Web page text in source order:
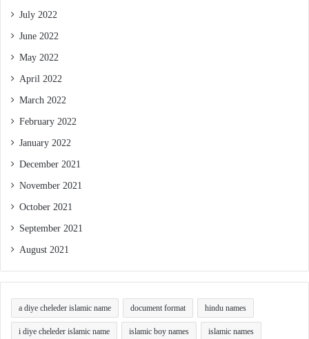
July 2022
June 2022
May 2022
April 2022
March 2022
February 2022
January 2022
December 2021
November 2021
October 2021
September 2021
August 2021
a diye cheleder islamic name document format hindu names
i diye cheleder islamic name islamic boy names islamic names